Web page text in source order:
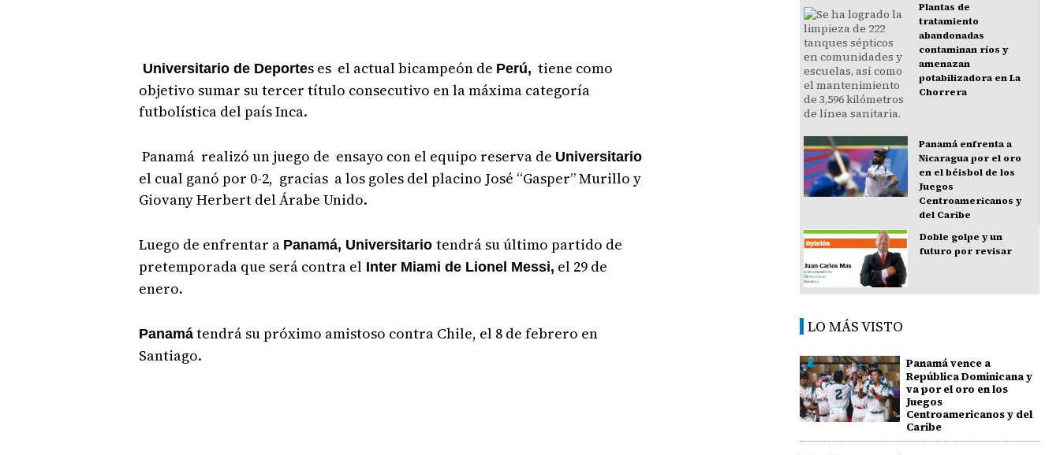
Universitario de Deportes es el actual bicampeón de Perú, tiene como
objetivo sumar su tercer título consecutivo en la máxima categoría
futbolística del país Inca.
Panamá realizó un juego de ensayo con el equipo reserva de Universitario
el cual ganó por 0-2, gracias a los goles del placino José “Gasper” Murillo y
Giovany Herbert del Árabe Unido.
Luego de enfrentar a Panamá, Universitario tendrá su último partido de
pretemporada que será contra elInter Miami de Lionel Messi, el 29 de
enero.
Panamátendrá su próximo amistoso contra Chile, el 8 de febrero en
Santiago.
Plantas de
tratamiento
abandonadas
contaminan ríos y
amenazan
potabilizadora en La
Chorrera
Panamá enfrenta a
Nicaragua por el oro
en el béisbol de los
Juegos
Centroamericanos y
del Caribe
Doble golpe y un
futuro por revisar
LO MÁS VISTO
Panamá vence a
República Dominicana y
va por el oro en los
Juegos
Centroamericanos y del
Caribe